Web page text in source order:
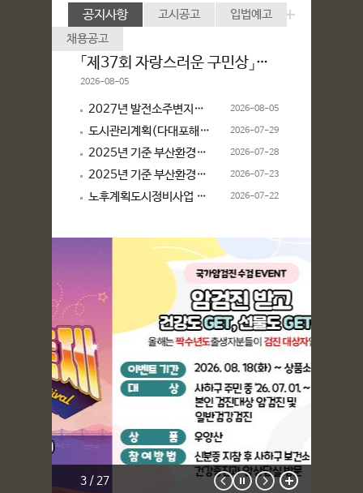
공지사항
「제37회 자랑스러운 구민상」시상계획 알림
2026-08-05
2027년 발전소주변지역 지원사업 주민의견수렴 안내 2026-08-05
도시관리계획(다대포해변공원 조성계획) (변경)결정(안) 열람공고 2026-07-29
2025년 기준 부산환경산업조사 조사요원 최종합격자 명단 알림 2026-07-28
2025년 기준 부산환경산업조사 조사요원 합격자 알림 2026-07-23
노후계획도시정비사업 주민설명회 개최 알림 2026-07-22
더보기
고시공고
입법예고
채용공고
3 / 27